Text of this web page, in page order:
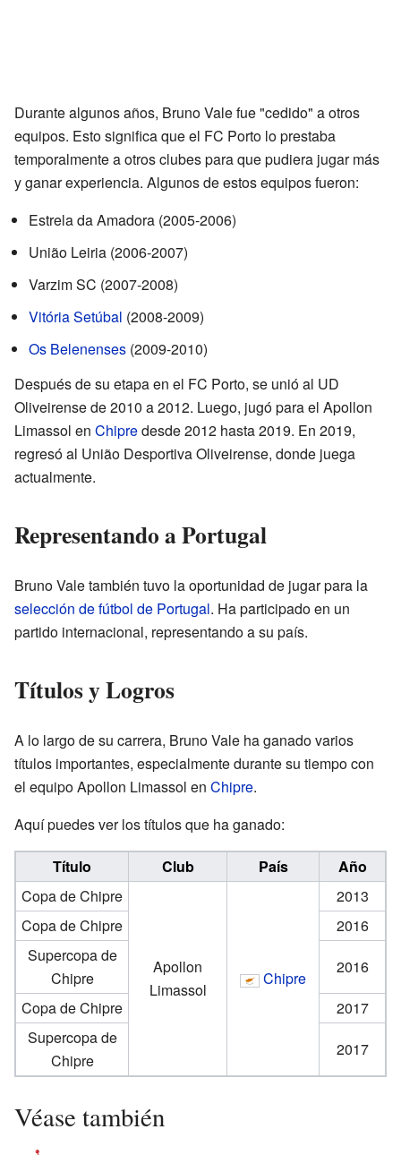
Durante algunos años, Bruno Vale fue "cedido" a otros
equipos. Esto significa que el FC Porto lo prestaba
temporalmente a otros clubes para que pudiera jugar más
y ganar experiencia. Algunos de estos equipos fueron:
Estrela da Amadora (2005-2006)
União Leiria (2006-2007)
Varzim SC (2007-2008)
Vitória Setúbal (2008-2009)
Os Belenenses (2009-2010)
Después de su etapa en el FC Porto, se unió al UD
Oliveirense de 2010 a 2012. Luego, jugó para el Apollon
Limassol en Chipredesde 2012 hasta 2019. En 2019,
regresó al União Desportiva Oliveirense, donde juega
actualmente.
Representando a Portugal
Bruno Vale también tuvo la oportunidad de jugar para la
selección de fútbol de Portugal. Ha participado en un
partido internacional, representando a su país.
Títulos y Logros
A lo largo de su carrera, Bruno Vale ha ganado varios
títulos importantes, especialmente durante su tiempo con
el equipo Apollon Limassol en Chipre.
Aquí puedes ver los títulos que ha ganado:
Título Club País
Año
Copa de Chipre
Apollon
Limassol
Chipre
2013
Copa de Chipre
2016
Supercopa de
Chipre
2016
Copa de Chipre
2017
Supercopa de
Chipre
2017
Véase también